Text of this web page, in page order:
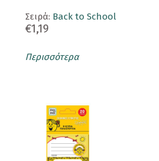
Σειρά: Back to School
€1,19
Περισσότερα